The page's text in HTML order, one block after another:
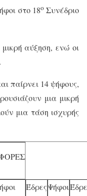
στο 18οΣυνέδριο
αύξηση, ενώ οι
παίρνει 14 ψήφους,
μια μικρή
μια τάση ισχυρής
ΈδρεςΨήφοι